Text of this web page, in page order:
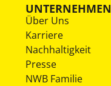
UNTERNEHMEN
Über Uns
Karriere
Nachhaltigkeit
Presse
NWB Familie